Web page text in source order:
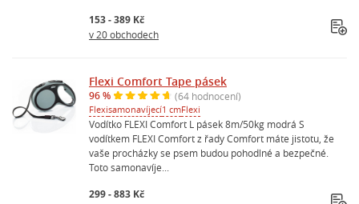
153 - 389 Kč
v 20 obchodech
Flexi Comfort Tape pásek
96 % (64 hodnocení)
Flexisamonavíjecí1 cmFlexi
Vodítko FLEXI Comfort L pásek 8m/50kg modrá S
vodítkem FLEXI Comfort z řady Comfort máte jistotu, že
vaše procházky se psem budou pohodlné a bezpečné.
Toto samonavíje...
299 - 883 Kč